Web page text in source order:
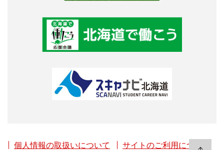
個人情報の取扱いについて サイトのご利用について